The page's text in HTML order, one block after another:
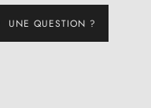
UNE QUESTION ?